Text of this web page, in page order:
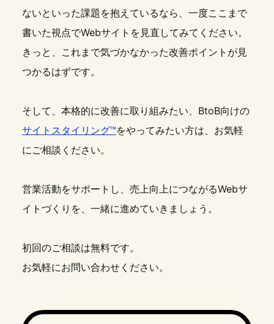
ないといった課題を抱えているなら、一度ここまで
書いた視点でWebサイトを見直してみてください。
きっと、これまで気づかなかった改善ポイントが見
つかるはずです。
そして、本格的に改善に取り組みたい、BtoB向けの
サイトスタイリング™をやってみたい方は、お気軽
にご相談ください。
営業活動をサポートし、売上向上につながるWebサ
イトづくりを、一緒に進めていきましょう。
初回のご相談は無料です。
お気軽にお問い合わせください。